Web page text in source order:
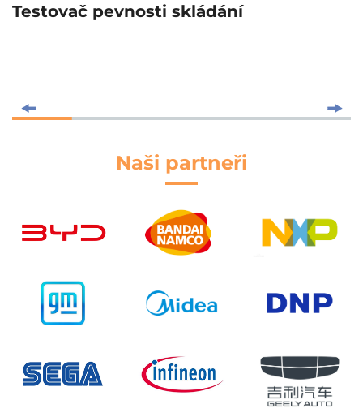
Testovač pevnosti skládání
Naši partneři